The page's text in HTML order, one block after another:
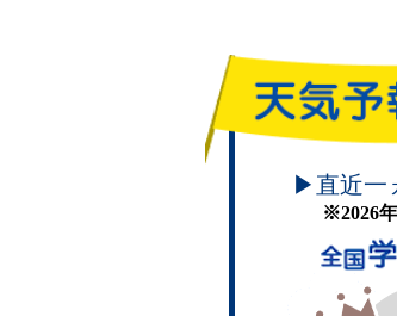
頑張れ！学校のお
▶直近一
※2026